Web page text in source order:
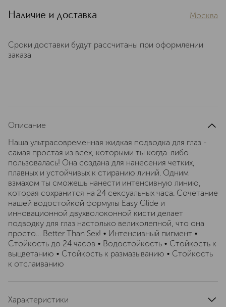
Наличие и доставка Москва
Сроки доставки будут рассчитаны при оформлении
заказа
Описание
Наша ультрасовременная жидкая подводка для глаз -
самая простая из всех, которыми ты когда-либо
пользовалась! Она создана для нанесения четких,
плавных и устойчивых к стиранию линий. Одним
взмахом ты сможешь нанести интенсивную линию,
которая сохранится на 24 сексуальных часа. Сочетание
нашей водостойкой формулы Easy Glide и
инновационной двухволоконной кисти делает
подводку для глаз настолько великолепной, что она
просто… Better Than Sex! • Интенсивный пигмент •
Стойкость до 24 часов • Водостойкость • Стойкость к
выцветанию • Стойкость к размазыванию • Стойкость
к отслаиванию
Характеристики